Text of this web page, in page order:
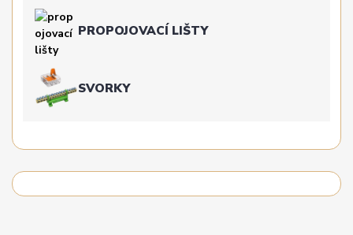
PROPOJOVACÍ LIŠTY
SVORKY